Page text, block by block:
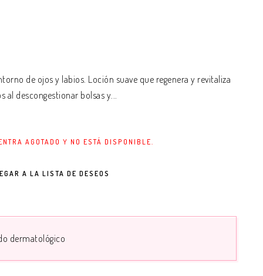
de ojos y labios. Loción suave que regenera y revitaliza
al descongestionar bolsas y...
AGOTADO Y NO ESTÁ DISPONIBLE.
A LA LISTA DE DESEOS
dermatológico